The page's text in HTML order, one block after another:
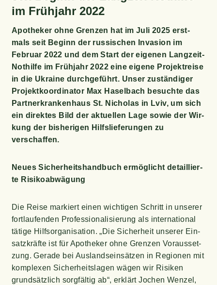
im Früh­jahr 2022
Apo­the­ker ohne Gren­zen hat im Juli 2025 erst­
mals seit Beginn der rus­si­schen Inva­si­on im
Febru­ar 2022 und dem Start der eige­nen Lang­zeit-
Not­hil­fe im Früh­jahr 2022 eine eige­ne Pro­jekt­rei­se
in die Ukrai­ne durch­ge­führt. Unser zustän­di­ger
Pro­jekt­ko­or­di­na­tor Max Hasel­bach besuch­te das
Part­ner­kran­ken­haus St. Nicho­las in Lviv, um sich
ein direk­tes Bild der aktu­el­len Lage sowie der Wir­
kung der bis­he­ri­gen Hilfs­lie­fe­run­gen zu
verschaffen.
Neu­es Sicher­heits­hand­buch ermög­licht detail­lier­
te Risikoabwägung
Die Rei­se mar­kiert einen wich­ti­gen Schritt in unse­rer
fort­lau­fen­den Pro­fes­sio­na­li­sie­rung als inter­na­tio­nal
täti­ge Hilfs­or­ga­ni­sa­ti­on. „Die Sicher­heit unse­rer Ein­
satz­kräf­te ist für Apo­the­ker ohne Gren­zen Vor­aus­set­
zung. Gera­de bei Aus­lands­ein­sät­zen in Regio­nen mit
kom­ple­xen Sicher­heits­la­gen wägen wir Risi­ken
grund­sätz­lich sorg­fäl­tig ab“, erklärt Jochen Wen­zel,